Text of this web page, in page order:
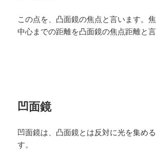
この点を、凸面鏡の焦点と言います。
中心までの距離を凸面鏡の焦点距離と言
凹面鏡
凹面鏡は、凸面鏡とは反対に光を集め
す。